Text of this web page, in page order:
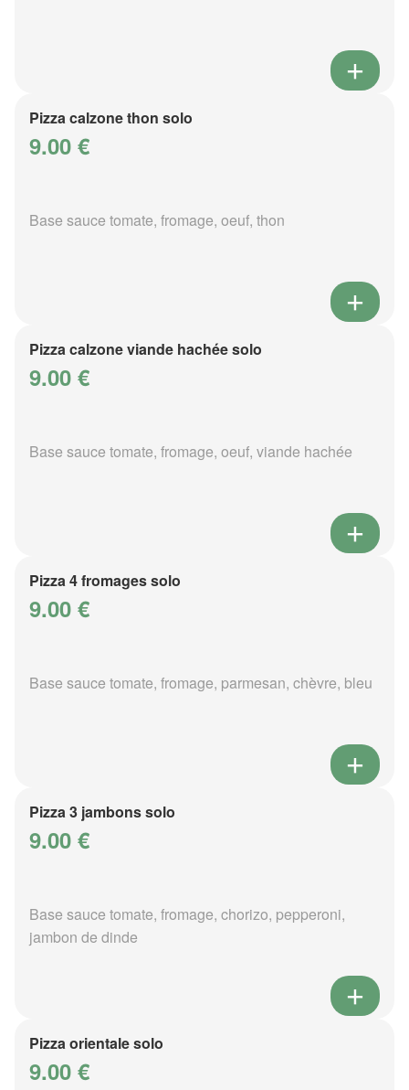
Pizza calzone thon solo
9.00 €
Base sauce tomate, fromage, oeuf, thon
Pizza calzone viande hachée solo
9.00 €
Base sauce tomate, fromage, oeuf, viande hachée
Pizza 4 fromages solo
9.00 €
Base sauce tomate, fromage, parmesan, chèvre, bleu
Pizza 3 jambons solo
9.00 €
Base sauce tomate, fromage, chorizo, pepperoni,
jambon de dinde
Pizza orientale solo
9.00 €